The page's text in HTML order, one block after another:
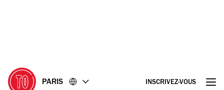
PARIS INSCRIVEZ-VOUS